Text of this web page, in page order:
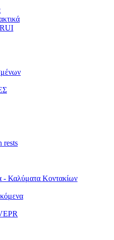
rests
- Καλύματα Κοντακίων